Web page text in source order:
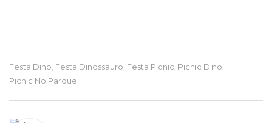
Festa Dino, Festa Dinossauro, Festa Picnic, Picnic Dino,
Picnic No Parque